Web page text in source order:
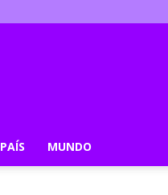
PAÍS MUNDO